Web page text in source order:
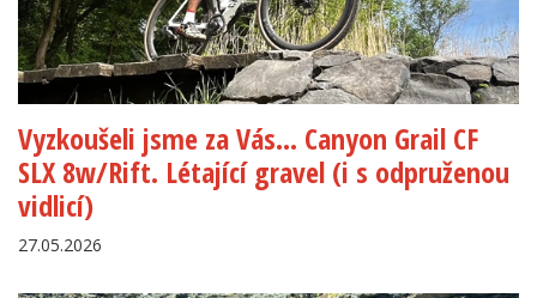
Vyzkoušeli jsme za Vás... Canyon Grail CF
SLX 8w/Rift. Létající gravel (i s odpruženou
vidlicí)
27.05.2026